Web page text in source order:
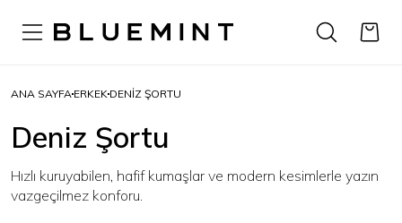
ANA SAYFA ERKEK DENIZ ŞORTU
Deniz Şortu
Hızlı kuruyabilen, hafif kumaşlar ve modern kesimlerle yazın
vazgeçilmez konforu.